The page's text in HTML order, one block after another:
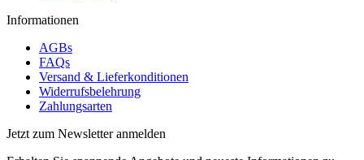
Informationen
AGBs
FAQs
Versand & Lieferkonditionen
Widerrufsbelehrung
Zahlungsarten
Jetzt zum Newsletter anmelden